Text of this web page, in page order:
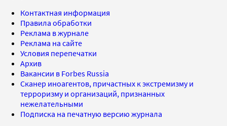
Контактная информация
Правила обработки
Реклама в журнале
Реклама на сайте
Условия перепечатки
Архив
Вакансии в Forbes Russia
Сканер иноагентов, причастных к экстремизму и
терроризму и организаций, признанных
нежелательными
Подписка на печатную версию журнала